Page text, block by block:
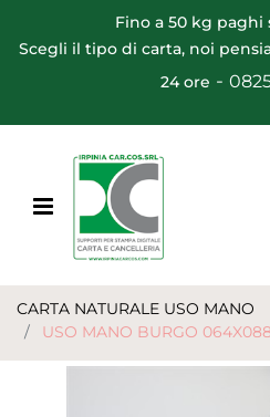
Fino a 50 kg paghi
Scegli il tipo di carta, noi
24 ore -
Open menu
CARTA NATURALE USO MANO
USO MANO BURGO